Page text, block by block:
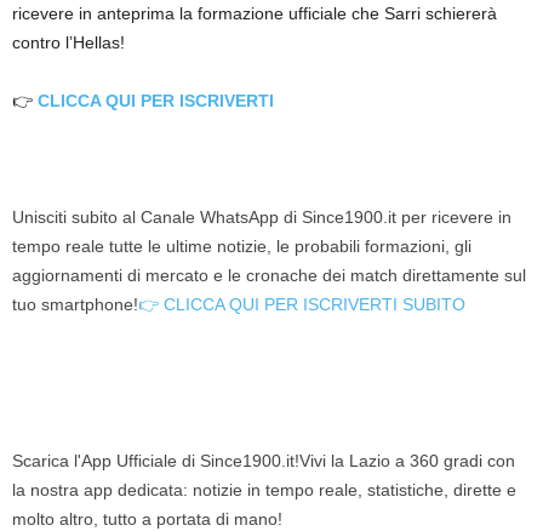
ricevere in anteprima la formazione ufficiale che Sarri schiererà
contro l’Hellas!
👉 CLICCA QUI PER ISCRIVERTI
Unisciti subito al Canale WhatsApp di Since1900.it per ricevere in
tempo reale tutte le ultime notizie, le probabili formazioni, gli
aggiornamenti di mercato e le cronache dei match direttamente sul
tuo smartphone!👉 CLICCA QUI PER ISCRIVERTI SUBITO
Scarica l'App Ufficiale di Since1900.it!Vivi la Lazio a 360 gradi con
la nostra app dedicata: notizie in tempo reale, statistiche, dirette e
molto altro, tutto a portata di mano!